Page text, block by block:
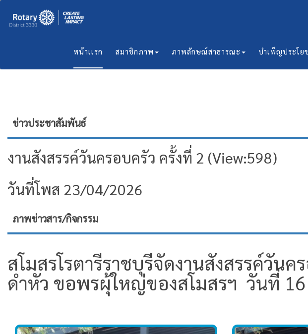
หน้าเเรก สมาชิกภาพ ภาพลักษณ์สาธารณะ บำเพ็ญประโย
ข่าวประชาสัมพันธ์
งานสังสรรค์วันครอบครัว ครั้งที่ 2 (View:598)
วันที่โพส 23/04/2026
ภาพข่าวสาร/กิจกรรม
สโมสรโรตารีราชบุรีจัดงานสังสรรค์วัน
ดำหัว ขอพรผุ้ใหญ่ของสโมสรฯ วันที่ 16